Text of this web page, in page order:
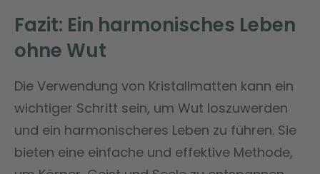
Fazit: Ein harmonisches Leben
ohne Wut
Die Verwendung von Kristallmatten kann ein
wichtiger Schritt sein, um Wut loszuwerden
und ein harmonischeres Leben zu führen. Sie
bieten eine einfache und effektive Methode,